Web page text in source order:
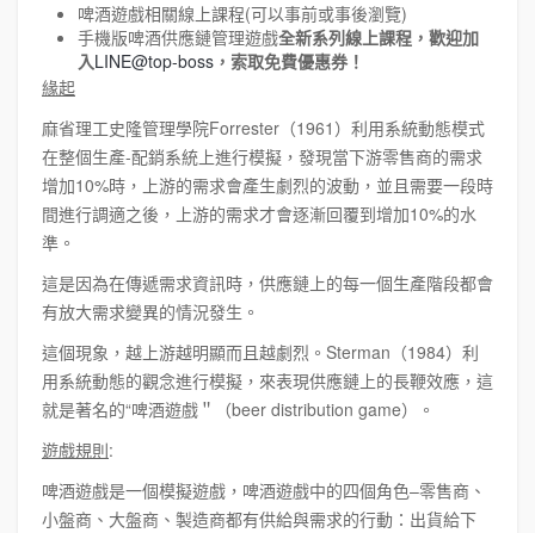
啤酒遊戲相關線上課程(可以事前或事後瀏覽)
手機版啤酒供應鏈管理遊戲全新系列線上課程，歡迎加
入LINE@top-boss ，索取免費優惠券！
緣起
麻省理工史隆管理學院Forrester（1961）利用系統動態模式
在整個生產-配銷系統上進行模擬，發現當下游零售商的需求
增加10%時，上游的需求會產生劇烈的波動，並且需要一段時
間進行調適之後，上游的需求才會逐漸回覆到增加10%的水
準。
這是因為在傳遞需求資訊時，供應鏈上的每一個生產階段都會
有放大需求變異的情況發生。
這個現象，越上游越明顯而且越劇烈。Sterman（1984）利
用系統動態的觀念進行模擬，來表現供應鏈上的長鞭效應，這
就是著名的“啤酒遊戲＂（beer distribution game）。
遊戲規則:
啤酒遊戲是一個模擬遊戲，啤酒遊戲中的四個角色–零售商、
小盤商、大盤商、製造商都有供給與需求的行動：出貨給下